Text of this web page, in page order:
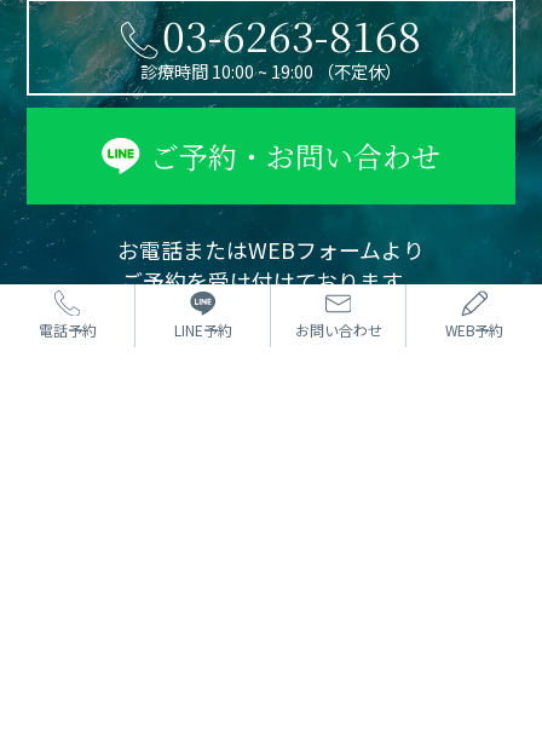
電話予約 LINE予約 お問い合わせ WEB予約
03-6263-8168
診療時間 10:00 ~ 19:00 （不定休）
ご予約・お問い合わせ
お電話またはWEBフォームより
ご予約を受け付けております。
カウンセリングは無料です。
まずはお気軽にご相談ください。